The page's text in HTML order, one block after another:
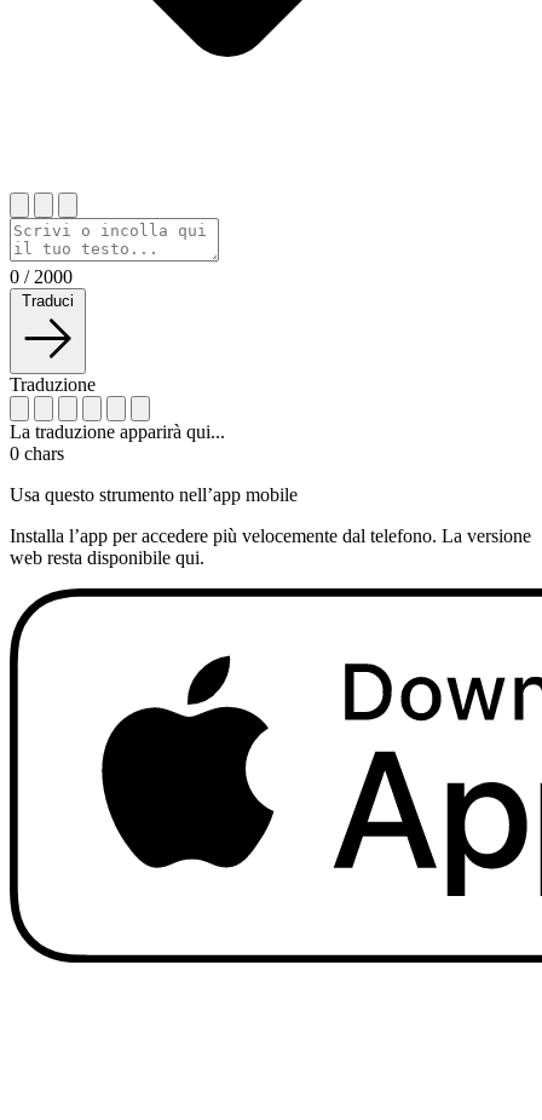
0 / 2000
Traduci
Traduzione
La traduzione apparirà qui...
0 chars
Usa questo strumento nell’app mobile
Installa l’app per accedere più velocemente dal telefono. La versione
web resta disponibile qui.